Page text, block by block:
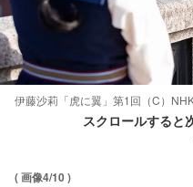
伊藤沙莉「虎に翼」第1回（C）
スクロールすると
( 画像4/10 )